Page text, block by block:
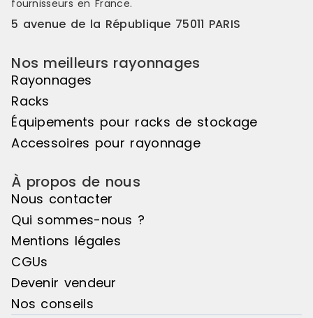
fournisseurs en France.
5 avenue de la République 75011 PARIS
Nos meilleurs rayonnages
Rayonnages
Racks
Équipements pour racks de stockage
Accessoires pour rayonnage
À propos de nous
Nous contacter
Qui sommes-nous ?
Mentions légales
CGUs
Devenir vendeur
Nos conseils